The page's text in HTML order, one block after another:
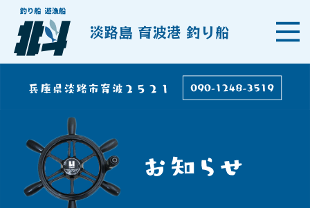
淡路島 育波港 釣り船